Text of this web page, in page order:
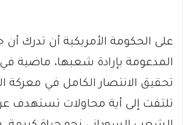
‏على الحكومة الأمريكية أن تدرك
المدعومة بإرادة شعبها، ماضية
تحقيق الانتصار الكامل في معركة
تلتفت إلى أية محاولات تستهدف